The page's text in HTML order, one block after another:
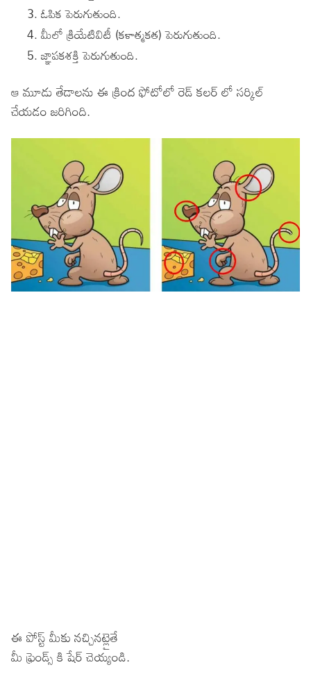
ఓపిక పెరుగుతుంది.
మీలో క్రియేటివిటీ (కళాత్మకత) పెరుగుతుంది.
జ్ఞాపకశక్తి పెరుగుతుంది.
ఆ మూడు తేడాలను ఈ క్రింద ఫోటోలో రెడ్ కలర్ లో సర్కిల్
చేయడం జరిగింది.
ఈ పోస్ట్ మీకు నచ్చినట్లైతే
మీ ఫ్రెండ్స్ కి షేర్ చెయ్యండి.